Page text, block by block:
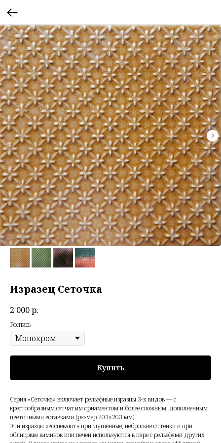
Изразец Сеточка
2 000р.
Роспись
Купить
Серия «Сеточка» включает рельефные изразцы 3-х видов — с
крестообразным сетчатым орнаментом и более сложным, дополненным
цветочными вставками (размер 203х203 мм).
Эти изразцы «воспевают» приглушённые, неброские оттенки и при
облицовке каминов или печей используются в паре с рельефами других